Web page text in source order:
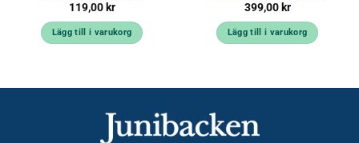
119,00 kr
Lägg till i varukorg
399,00 kr
Lägg till i varukorg